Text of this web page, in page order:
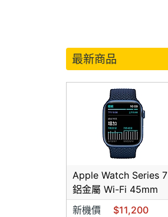
最新商品
Apple Watch Series 7
鋁金屬 Wi-Fi 45mm
新機價
$11,200